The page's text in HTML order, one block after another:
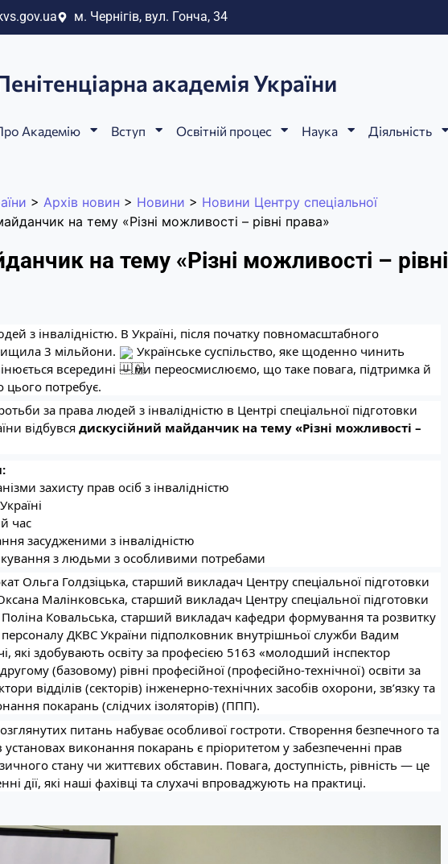
м. Чернігів, вул. Гонча, 34
академія України
Академію Вступ Освітній процес Наука Діяльність
> Архів новин > Новини > Новини Центру спеціальної
на тему «Різні можливості – рівні права»
на тему «Різні можливості – рівні
з інвалідністю. В Україні, після початку повномасштабного
3 мільйони.
Українське суспільство, яке щоденно чинить
всередині — ми переосмислюємо, що таке повага, підтримка й
цього потребує.
за права людей з інвалідністю в Центрі спеціальної підготовки
відбувся дискусійний майданчик на тему «Різні можливості –
захисту прав осіб з інвалідністю
час
засудженими з інвалідністю
з людьми з особливими потребами
Ольга Голдзіцька, старший викладач Центру спеціальної підготовки
Малінковська, старший викладач Центру спеціальної підготовки
Поліна Ковальська, старший викладач кафедри формування та розвитку
персоналу ДКВС України підполковник внутрішньої служби Вадим
які здобувають освіту за професією 5163 «молодший інспектор
(базовому) рівні професійної (професійно-технічної) освіти за
відділів (секторів) інженерно-технічних засобів охорони, зв’язку та
покарань (слідчих ізоляторів) (ППП).
питань набуває особливої гостроти. Створення безпечного та
виконання покарань є пріоритетом у забезпеченні прав
стану чи життєвих обставин. Повага, доступність, рівність — це
дії, які наші фахівці та слухачі впроваджують на практиці.